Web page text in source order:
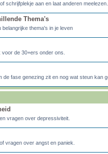
schrijfplekje aan en laat anderen meelezen.
Thema's
thema's in je leven
de 30+ers onder ons.
de fase genezing zit en nog wat steun kan
vragen over depressiviteit.
vragen over angst en paniek.